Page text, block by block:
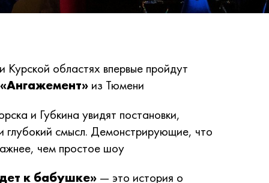
Курской областях впервые пройдут
из Тюмени
и Губкина увидят постановки,
глубокий смысл. Демонстрирующие, что
чем простое шоу
к бабушке» — это история о